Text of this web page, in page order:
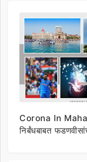
Corona In
निर्बंधबाबत